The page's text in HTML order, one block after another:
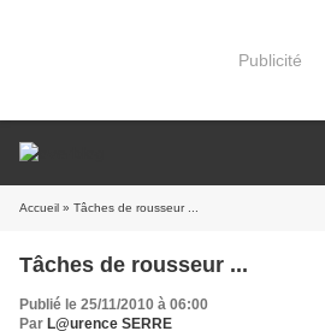
Publicité
Accueil » Tâches de rousseur ...
Tâches de rousseur ...
Publié le 25/11/2010 à 06:00
Par L@urence SERRE